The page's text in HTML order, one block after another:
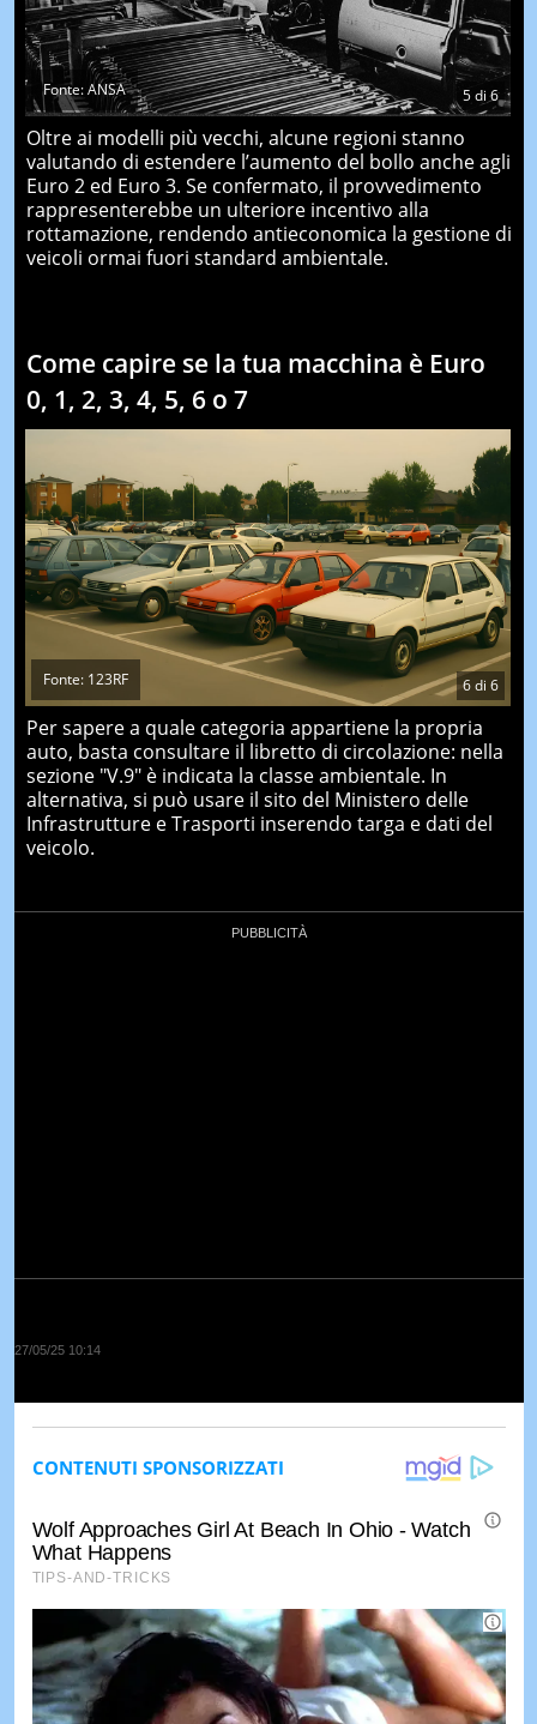
5di6
Fonte: ANSA
Oltre ai modelli più vecchi, alcune regioni stanno
valutando di estendere l’aumento del bollo anche agli
Euro 2 ed Euro 3. Se confermato, il provvedimento
rappresenterebbe un ulteriore incentivo alla
rottamazione, rendendo antieconomica la gestione di
veicoli ormai fuori standard ambientale.
Come capire se la tua macchina è Euro
0, 1, 2, 3, 4, 5, 6 o 7
6di 6
Fonte: 123RF
Per sapere a quale categoria appartiene la propria
auto, basta consultare il libretto di circolazione: nella
sezione "V.9" è indicata la classe ambientale. In
alternativa, si può usare il sito del Ministero delle
Infrastrutture e Trasporti inserendo targa e dati del
veicolo.
27/05/25 10:14